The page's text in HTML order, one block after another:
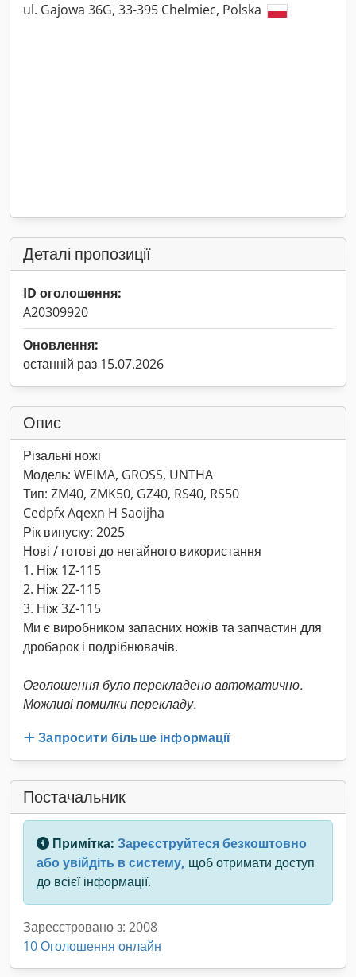
ul. Gajowa 36G, 33-395 Chelmiec, Polska
Деталі пропозиції
ID оголошення:
A20309920
Оновлення:
останній раз 15.07.2026
Опис
Різальні ножі
Модель: WEIMA, GROSS, UNTHA
Тип: ZM40, ZMK50, GZ40, RS40, RS50
Cedpfx Aqexn H Saoijha
Рік випуску: 2025
Нові / готові до негайного використання
1. Ніж 1Z-115
2. Ніж 2Z-115
3. Ніж 3Z-115
Ми є виробником запасних ножів та запчастин для
дробарок і подрібнювачів.
Оголошення було перекладено автоматично.
Можливі помилки перекладу.
Запросити більше інформації
Постачальник
Примітка: Зареєструйтеся безкоштовно
або увійдіть в систему, щоб отримати доступ
до всієї інформації.
Зареєстровано з: 2008
10 Оголошення онлайн